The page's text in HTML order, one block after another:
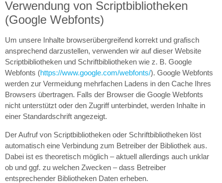
Verwendung von Scriptbibliotheken
(Google Webfonts)
Um unsere Inhalte browserübergreifend korrekt und grafisch
ansprechend darzustellen, verwenden wir auf dieser Website
Scriptbibliotheken und Schriftbibliotheken wie z. B. Google
Webfonts (https://www.google.com/webfonts/). Google Webfonts
werden zur Vermeidung mehrfachen Ladens in den Cache Ihres
Browsers übertragen. Falls der Browser die Google Webfonts
nicht unterstützt oder den Zugriff unterbindet, werden Inhalte in
einer Standardschrift angezeigt.
Der Aufruf von Scriptbibliotheken oder Schriftbibliotheken löst
automatisch eine Verbindung zum Betreiber der Bibliothek aus.
Dabei ist es theoretisch möglich – aktuell allerdings auch unklar
ob und ggf. zu welchen Zwecken – dass Betreiber
entsprechender Bibliotheken Daten erheben.